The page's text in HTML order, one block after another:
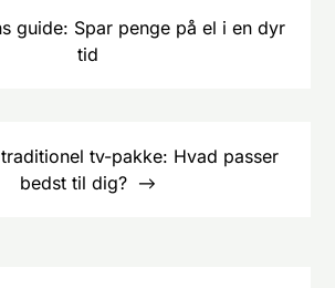
guide: Spar penge på el i en dyr
tid
tv-pakke: Hvad passer
bedst til dig?